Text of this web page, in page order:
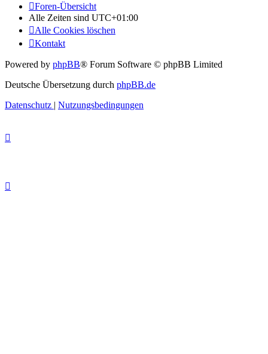
Foren-Übersicht
Alle Zeiten sind UTC+01:00
Alle Cookies löschen
Kontakt
Powered by phpBB® Forum Software © phpBB Limited
Deutsche Übersetzung durch phpBB.de
Datenschutz | Nutzungsbedingungen